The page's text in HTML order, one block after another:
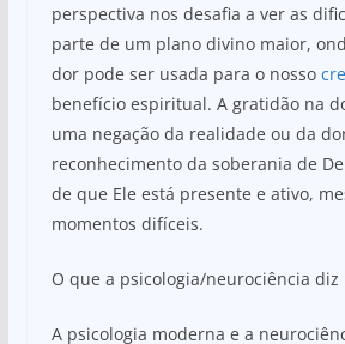
perspectiva nos desafia a ver as
parte de um plano divino maior,
dor pode ser usada para o nosso
benefício espiritual. A gratidão na
uma negação da realidade ou da
reconhecimento da soberania de
de que Ele está presente e ativo,
momentos difíceis.
O que a psicologia/neurociência diz
A psicologia moderna e a